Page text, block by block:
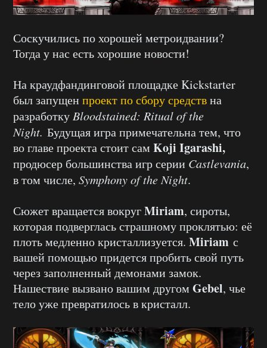
Соскучились по хорошей метроидвании?
Тогда у нас есть хорошие новости!
На краудфандинговой площадке Kickstarter
был запущен проект по сбору средствна
разработкуBloodstained: Ritual of the
Night. Будущая игра примечательна тем, что
во главе проекта стоит сам Koji Igarashi,
продюсер большинства игр серии Castlevania,
в том числе, Symphony of the Night.
Сюжет вращается вокругMiriam, сироты,
которая подверглась страшному проклятью: её
плоть медленно кристаллизуется. Miriam с
вашей помощью придется пробить свой путь
через заполненный демонами замок.
Нашествие вызвано вашим другом Gebel, чье
тело уже превратилось в кристалл.